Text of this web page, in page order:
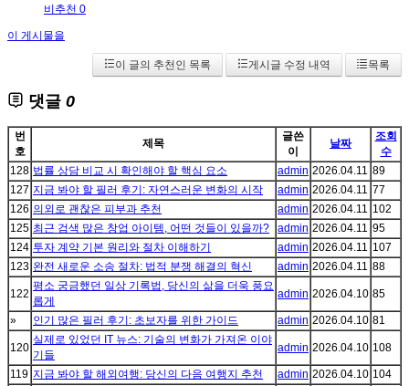
비추천 0
이 게시물을
이 글의 추천인 목록 게시글 수정 내역 목록
댓글 0
번
호
제목
글쓴
이
날짜
조회
수
128 법률 상담 비교 시 확인해야 할 핵심 요소 admin 2026.04.11 89
127 지금 봐야 할 필러 후기: 자연스러운 변화의 시작 admin 2026.04.11 77
126 의외로 괜찮은 피부과 추천 admin 2026.04.11 102
125 최근 검색 많은 창업 아이템, 어떤 것들이 있을까? admin 2026.04.11 95
124 투자 계약 기본 원리와 절차 이해하기 admin 2026.04.11 107
123 완전 새로운 소송 절차: 법적 분쟁 해결의 혁신 admin 2026.04.11 88
122
평소 궁금했던 일상 기록법, 당신의 삶을 더욱 풍요
롭게
admin 2026.04.10 85
» 인기 많은 필러 후기: 초보자를 위한 가이드 admin 2026.04.10 81
120
실제로 있었던 IT 뉴스: 기술의 변화가 가져온 이야
기들
admin 2026.04.10 108
119 지금 봐야 할 해외여행: 당신의 다음 여행지 추천 admin 2026.04.10 104